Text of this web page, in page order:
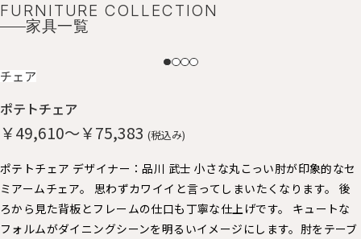
FURNITURE COLLECTION
家具一覧
NEW
チェア
ポテトチェア
￥49,610～￥75,383 (税込み)
ポテトチェア デザイナー：品川 武士 小さな丸こっい肘が印象的なセ
ミアームチェア。 思わずカワイイと言ってしまいたくなります。 後
ろから見た背板とフレームの仕口も丁寧な仕上げです。 キュートな
フォルムがダイニングシーンを明るいイメージにします。 ​肘をテーブ